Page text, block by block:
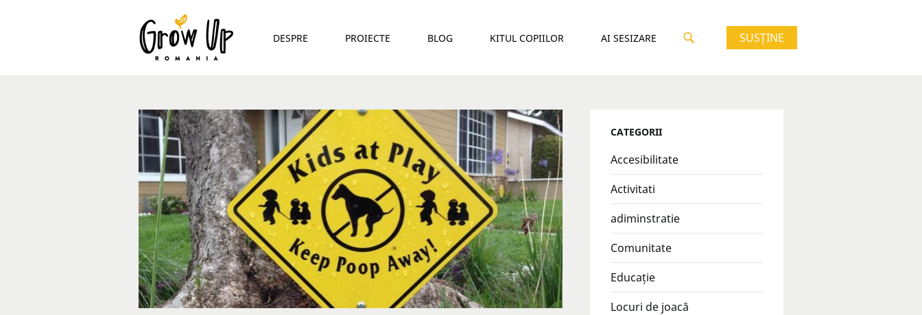
DESPRE PROIECTE BLOG KITUL COPIILOR AI SESIZARE SUSȚINE
CATEGORII
Accesibilitate
Activitati
adiminstratie
Comunitate
Educație
Locuri de joacă